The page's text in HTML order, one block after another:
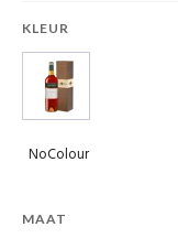
KLEUR
NoColour
MAAT